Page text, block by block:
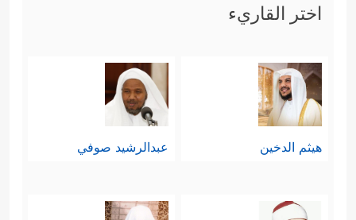
اختر القاريء
هيثم الدخين عبدالرشيد صوفي